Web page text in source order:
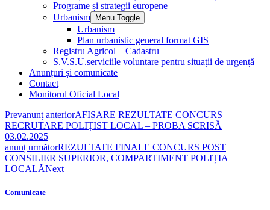
Programe și strategii europene
Urbanism
Menu Toggle
Urbanism
Plan urbanistic general format GIS
Registru Agricol – Cadastru
S.V.S.U.serviciile voluntare pentru situații de urgență
Anunțuri și comunicate
Contact
Monitorul Oficial Local
Prevanunț anteriorAFIȘARE REZULTATE CONCURS
RECRUTARE POLIȚIST LOCAL – PROBA SCRISĂ
03.02.2025
anunț următorREZULTATE FINALE CONCURS POST
CONSILIER SUPERIOR, COMPARTIMENT POLIȚIA
LOCALĂNext
Comunicate